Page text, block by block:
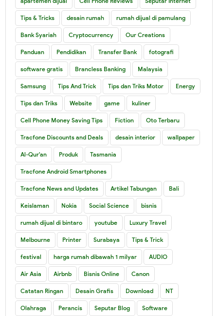
Tips & Tricks desain rumah rumah dijual di pamulang
Bank Syariah Cryptocurrency Our Creations
Panduan Pendidikan Transfer Bank fotografi
software gratis Brancless Banking Malaysia
Samsung Tips And Trick Tips dan Triks Motor Energy
Tips dan Triks Website game kuliner
Cell Phone Money Saving Tips Fiction Oto Terbaru
Tracfone Discounts and Deals desain interior wallpaper
Al-Qur'an Produk Tasmania
Tracfone Android Smartphones
Tracfone News and Updates Artikel Tabungan Bali
Keislaman Nokia Social Science bisnis
rumah dijual di bintaro youtube Luxury Travel
Melbourne Printer Surabaya Tips & Trick
festival harga rumah dibawah 1 milyar AUDIO
Air Asia Airbnb Bisnis Online Canon
Catatan Ringan Desain Grafis Download NT
Olahraga Perancis Seputar Blog Software